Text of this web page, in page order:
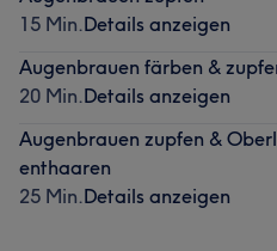
15 Min.Details anzeigen
Augenbrauen färben &
20 Min.Details anzeigen
Augenbrauen zupfen &
enthaaren
25 Min.Details anzeigen